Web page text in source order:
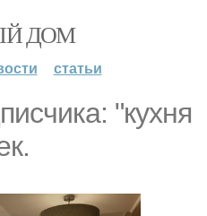
ДОМ
статьи
"кухня